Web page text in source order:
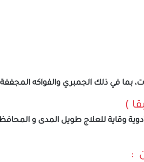
بما في ذلك الجمبري والفواكه
)
وقاية للعلاج طويل المدى و
: